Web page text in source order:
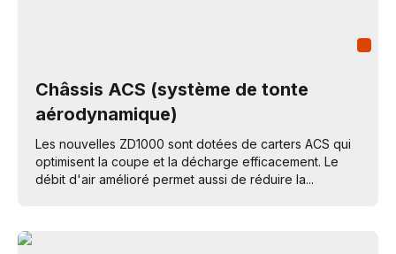
Châssis ACS (système de tonte
aérodynamique)
Les nouvelles ZD1000 sont dotées de carters ACS qui
optimisent la coupe et la décharge efficacement. Le
débit d'air amélioré permet aussi de réduire la...